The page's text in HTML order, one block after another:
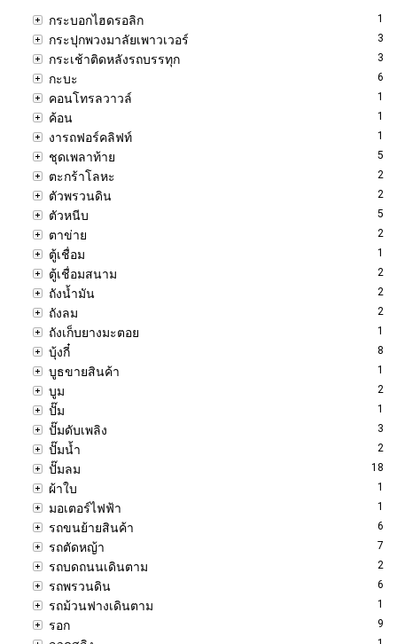
กระบอกไฮดรอลิก 1
กระปุกพวงมาลัยเพาวเวอร์ 3
กระเช้าติดหลังรถบรรทุก 3
กะบะ 6
คอนโทรลวาวล์ 1
ค้อน 1
งารถฟอร์คลิฟท์ 1
ชุดเพลาท้าย 5
ตะกร้าโลหะ 2
ตัวพรวนดิน 2
ตัวหนีบ 5
ตาข่าย 2
ตู้เชื่อม 1
ตู้เชื่อมสนาม 2
ถังน้ำมัน 2
ถังลม 2
ถังเก็บยางมะตอย 1
บุ้งกี๋ 8
บูธขายสินค้า 1
บูม 2
ปั๊ม 1
ปั๊มดับเพลิง 3
ปั๊มน้ำ 2
ปั๊มลม 18
ผ้าใบ 1
มอเตอร์ไฟฟ้า 1
รถขนย้ายสินค้า 6
รถตัดหญ้า 7
รถบดถนนเดินตาม 2
รถพรวนดิน 6
รถม้วนฟางเดินตาม 1
รอก 9